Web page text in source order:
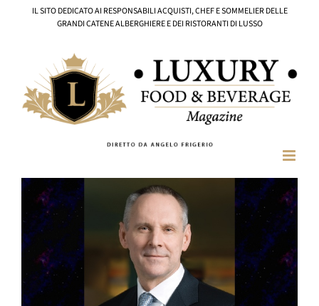
IL SITO DEDICATO AI RESPONSABILI ACQUISTI, CHEF E SOMMELIER DELLE
GRANDI CATENE ALBERGHIERE E DEI RISTORANTI DI LUSSO
Ingrandisci
immagine